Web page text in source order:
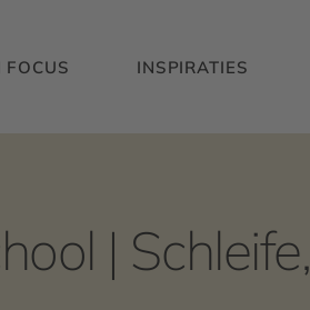
FOCUS INSPIRATIES
| Schleife,